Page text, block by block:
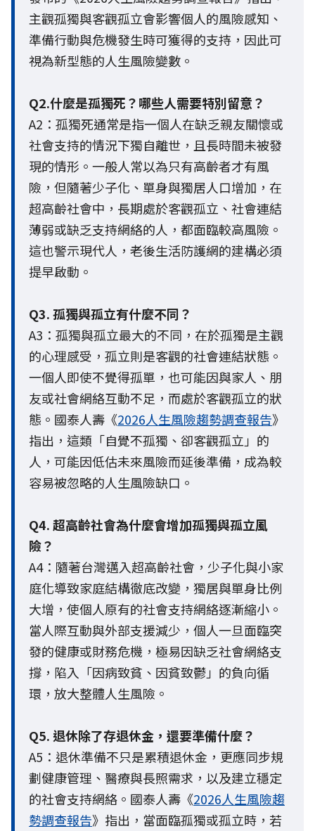
主觀孤獨與客觀孤立會影響個人的風險感知、
準備行動與危機發生時可獲得的支持，因此可
視為新型態的人生風險變數。
Q2.什麼是孤獨死？哪些人需要特別留意？
A2：孤獨死通常是指一個人在缺乏親友關懷或
社會支持的情況下獨自離世，且長時間未被發
現的情形。一般人常以為只有高齡者才有風
險，但隨著少子化、單身與獨居人口增加，在
超高齡社會中，長期處於客觀孤立、社會連結
薄弱或缺乏支持網絡的人，都面臨較高風險。
這也警示現代人，老後生活防護網的建構必須
提早啟動。
Q3. 孤獨與孤立有什麼不同？
A3：孤獨與孤立最大的不同，在於孤獨是主觀
的心理感受，孤立則是客觀的社會連結狀態。
一個人即使不覺得孤單，也可能因與家人、朋
友或社會網絡互動不足，而處於客觀孤立的狀
態。國泰人壽《2026人生風險趨勢調查報告》
指出，這類「自覺不孤獨、卻客觀孤立」的
人，可能因低估未來風險而延後準備，成為較
容易被忽略的人生風險缺口。
Q4. 超高齡社會為什麼會增加孤獨與孤立風
險？
A4：隨著台灣邁入超高齡社會，少子化與小家
庭化導致家庭結構徹底改變，獨居與單身比例
大增，使個人原有的社會支持網絡逐漸縮小。
當人際互動與外部支援減少，個人一旦面臨突
發的健康或財務危機，極易因缺乏社會網絡支
撐，陷入「因病致貧、因貧致鬱」的負向循
環，放大整體人生風險。
Q5. 退休除了存退休金，還要準備什麼？
A5：退休準備不只是累積退休金，更應同步規
劃健康管理、醫療與長照需求，以及建立穩定
的社會支持網絡。國泰人壽《2026人生風險趨
勢調查報告》指出，當面臨孤獨或孤立時，若